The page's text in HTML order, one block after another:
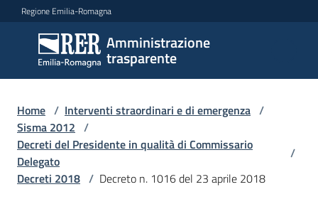
Vai al contenuto
Vai alla navigazione
Vai al footer
Regione Emilia-Romagna
Amministrazione
trasparente
Amministrazione
trasparente
Sottosezioni
Accesso
Home / Interventi straordinari e di emergenza /
Sisma 2012 /
Decreti del Presidente in qualità di Commissario
Delegato
/
Decreti 2018 / Decreto n. 1016 del 23 aprile 2018